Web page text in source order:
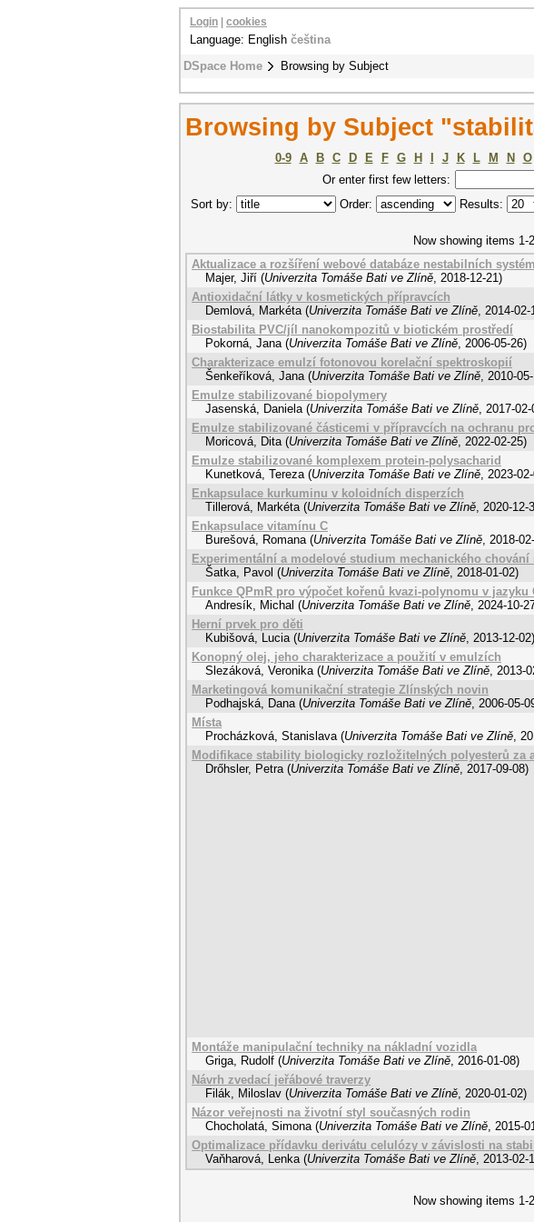
DSpace Home Browsing by Subject
Login cookies
Language: English čeština
Browsing by Subject
0-9 A B C D E F G H J K L M N O
Or enter first few letters:
Sort by:
Order: Results:
Now showing items 1-
Aktualizace a rozšíření webové databáze nestabilních
Majer, Jiří (Univerzita Tomáše Bati ve Zlíně, 2018-12-21)
Antioxidační látky v kosmetických přípravcích
Demlová, Markéta (Univerzita Tomáše Bati ve Zlíně, 2014-02-
Biostabilita PVC/jíl nanokompozitů v biotickém prostředí
Pokorná, Jana (Univerzita Tomáše Bati ve Zlíně, 2006-05-26)
Charakterizace emulzí fotonovou korelační spektroskopií
Šenkeříková, Jana (Univerzita Tomáše Bati ve Zlíně, 2010-
Emulze stabilizované biopolymery
Jasenská, Daniela (Univerzita Tomáše Bati ve Zlíně, 2017-02-
Emulze stabilizované částicemi v přípravcích na ochranu
Moricová, Dita (Univerzita Tomáše Bati ve Zlíně, 2022-02-25)
Emulze stabilizované komplexem protein-polysacharid
Kunetková, Tereza (Univerzita Tomáše Bati ve Zlíně, 2023-
Enkapsulace kurkuminu v koloidních disperzích
Tillerová, Markéta (Univerzita Tomáše Bati ve Zlíně, 2020-12-
Enkapsulace vitamínu C
Burešová, Romana (Univerzita Tomáše Bati ve Zlíně, 2018-
Experimentální a modelové studium mechanického chování
Šatka, Pavol (Univerzita Tomáše Bati ve Zlíně, 2018-01-02)
Funkce QPmR pro výpočet kořenů kvazi-polynomu v jazyku
Andresík, Michal (Univerzita Tomáše Bati ve Zlíně, 2024-10-
Herní prvek pro děti
Kubišová, Lucia (Univerzita Tomáše Bati ve Zlíně, 2013-12-02)
Konopný olej, jeho charakterizace a použití v emulzích
Slezáková, Veronika (Univerzita Tomáše Bati ve Zlíně, 2013-
Marketingová komunikační strategie Zlínských novin
Podhajská, Dana (Univerzita Tomáše Bati ve Zlíně, 2006-05-
Místa
Procházková, Stanislava (Univerzita Tomáše Bati ve Zlíně,
Modifikace stability biologicky rozložitelných polyesterů za
Drőhsler, Petra (Univerzita Tomáše Bati ve Zlíně, 2017-09-08)
Montáže manipulační techniky na nákladní vozidla
Griga, Rudolf (Univerzita Tomáše Bati ve Zlíně, 2016-01-08)
Návrh zvedací jeřábové traverzy
Filák, Miloslav (Univerzita Tomáše Bati ve Zlíně, 2020-01-02)
Názor veřejnosti na životní styl současných rodin
Chocholatá, Simona (Univerzita Tomáše Bati ve Zlíně, 2015-
Optimalizace přídavku derivátu celulózy v závislosti na
Vaňharová, Lenka (Univerzita Tomáše Bati ve Zlíně, 2013-02-
Now showing items 1-